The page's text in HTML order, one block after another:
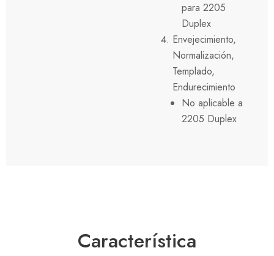
para 2205
Duplex
Envejecimiento,
Normalización,
Templado,
Endurecimiento
No aplicable a
2205 Duplex
Característica